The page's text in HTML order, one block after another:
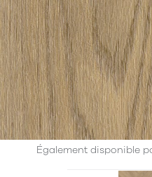
Également disponible